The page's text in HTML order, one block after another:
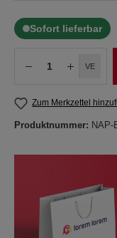
Sofort lieferbar
VE
Zum Merkzettel
Produktnummer: NAP-